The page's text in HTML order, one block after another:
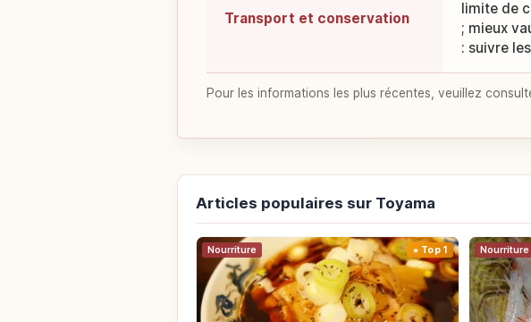
Transport et conservation
limite de
; mieux
: suivre
Pour les informations les plus récentes, veuillez
Articles populaires sur Toyama
Nourriture Top 1 Nourriture